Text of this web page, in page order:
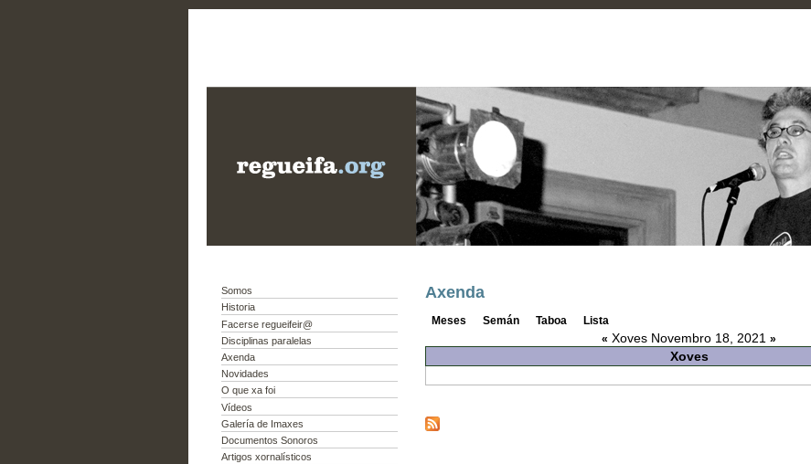
Somos
Historia
Facerse regueifeir@
Disciplinas paralelas
Axenda
Novidades
O que xa foi
Vídeos
Galería de Imaxes
Documentos Sonoros
Artigos xornalísticos
Axenda
Meses Semán Taboa
Lista
« Xoves Novembro 18, 2021 »
Xoves